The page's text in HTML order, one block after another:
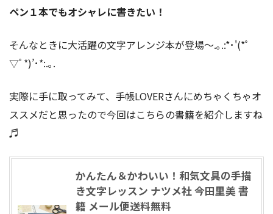
ペン１本でもオシャレに書きたい！
そんなときに大活躍の文字アレンジ本が登場〜.｡.:*･'(*ﾟ
▽ﾟ*)’･*:.｡.
実際に手に取ってみて、手帳LOVERさんにめちゃくちゃオ
ススメだと思ったので今回はこちらの書籍を紹介しますね
♬
かんたん＆かわいい！和気文具の手描
き文字レッスン ナツメ社 今田里美 書
籍 メール便送料無料